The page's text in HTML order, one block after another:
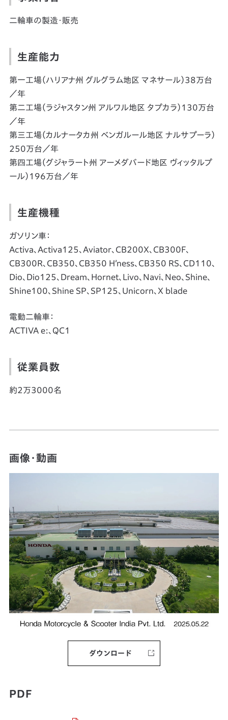
二輪車の製造・販売
生産能力
第一工場（ハリアナ州 グルグラム地区 マネサール）38万台
／年
第二工場（ラジャスタン州 アルワル地区 タプカラ）130万台
／年
第三工場（カルナータカ州 ベンガルール地区 ナルサプーラ）
250万台／年
第四工場（グジャラート州 アーメダバード地区 ヴィッタルプ
ール）196万台／年
生産機種
ガソリン車：
Activa、Activa125、Aviator、CB200X、CB300F、
CB300R、CB350、CB350 H’ness、CB350 RS、CD110、
Dio、Dio125、Dream、Hornet、Livo、Navi、Neo、Shine、
Shine100、Shine SP、SP125、Unicorn、X blade
電動二輪車：
ACTIVA e:、QC1
従業員数
約2万3000名
画像・動画
ダウンロード
PDF